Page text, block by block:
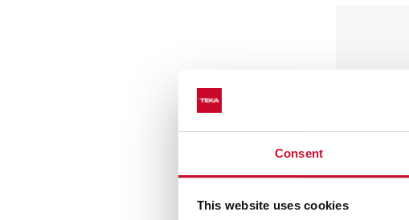
Consent
This website uses cookies